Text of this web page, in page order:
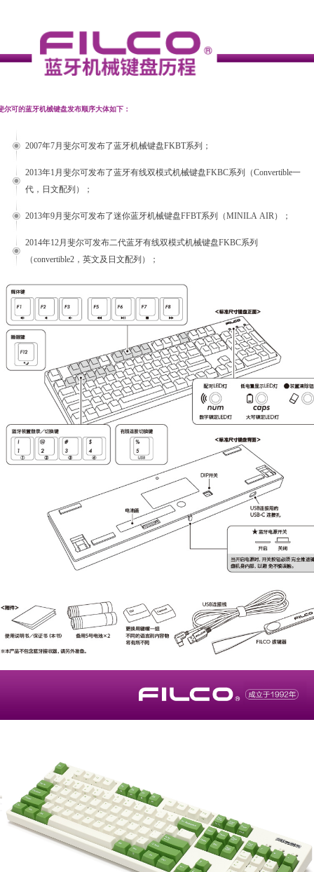
尔可的蓝牙机械键盘发布顺序大体如下：
2007年7月斐尔可发布了蓝牙机械键盘FKBT系列；
2013年1月斐尔可发布了蓝牙有线双模式机械键盘FKBC系列（Convertible一
代，日文配列）；
2013年9月斐尔可发布了迷你蓝牙机械键盘FFBT系列（MINILA AIR）；
2014年12月斐尔可发布二代蓝牙有线双模式机械键盘FKBC系列
（convertible2，英文及日文配列）；